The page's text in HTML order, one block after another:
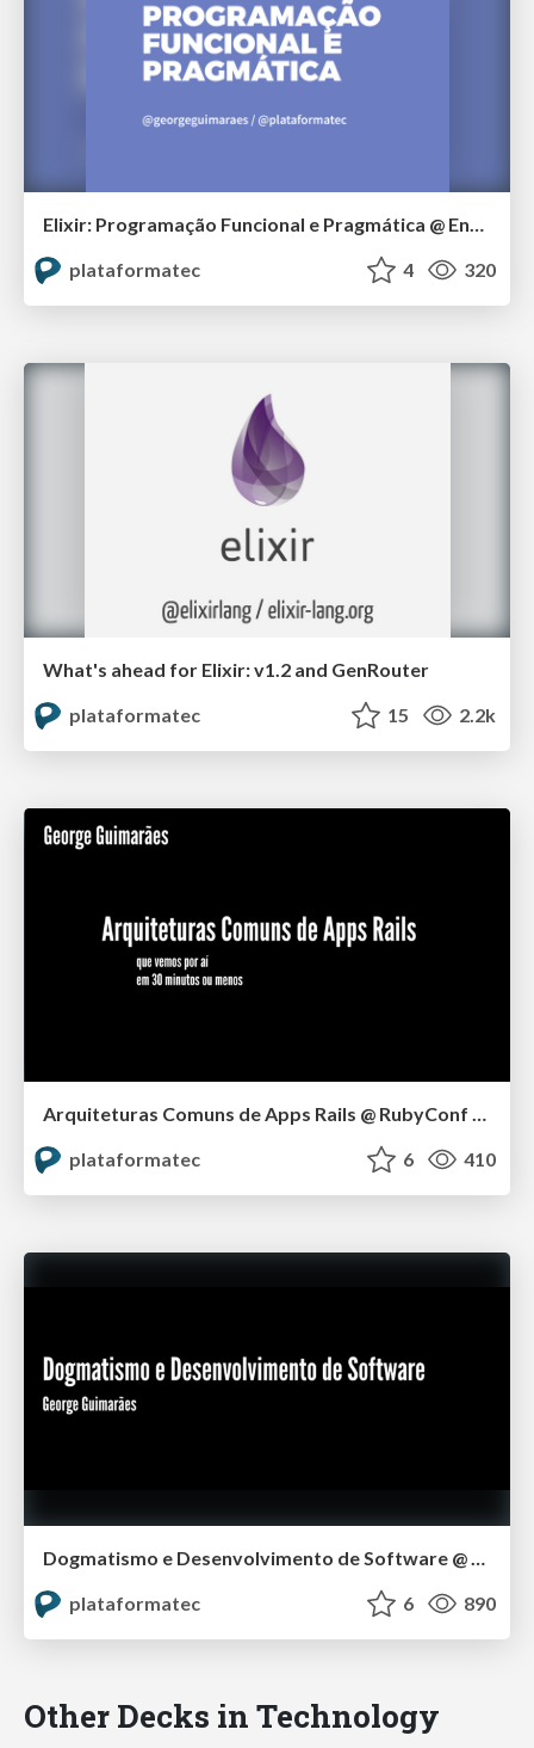
Elixir: Programação Funcional e Pragmática @ Encontro Locaweb 2016
plataformatec
4 320
What's ahead for Elixir: v1.2 and GenRouter
plataformatec
15 2.2k
Arquiteturas Comuns de Apps Rails @ RubyConf BR 2015
plataformatec
6 410
Dogmatismo e Desenvolvimento de Software @ Rubyconf BR 2014
plataformatec
6 890
Other Decks in Technology